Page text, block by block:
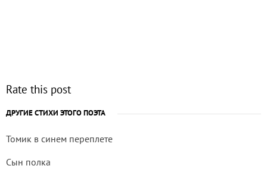
Rate this post
ДРУГИЕ СТИХИ ЭТОГО ПОЭТА
Томик в синем переплете
Сын полка